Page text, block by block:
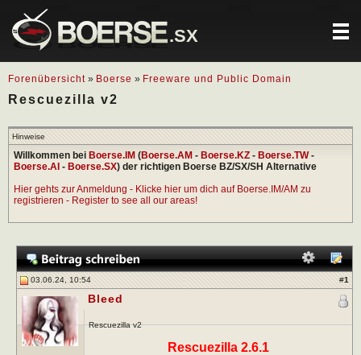
.SX
Forenübersicht » Boerse » Freeware und Public Domain
Rescuezilla v2
Hinweise
Willkommen bei Boerse.IM (Boerse.AM - Boerse.KZ - Boerse.TW-
Boerse.AI - Boerse.SX) der richtigen Boerse BZ/SX/SH Alternative
Hier gehts zur Anmeldung - Klicke hier um dich auf Boerse.IM/AM zu
registrieren - Register to see all our areas!
03.06.24, 10:54 #1
Bleed
Rescuezilla v2
Rescuezilla 2.6.1